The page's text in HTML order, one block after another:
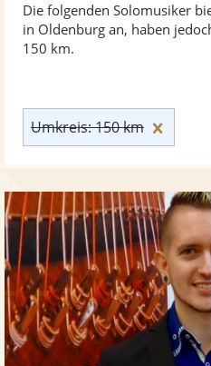
Die folgenden Solomusiker
in Oldenburg an, haben
150 km.
Umkreis: 150 km